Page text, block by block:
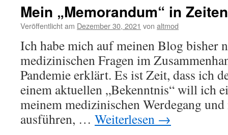
Mein „Memorandum“ in
Veröffentlicht am Dezember 30, 2021 von altmod
Ich habe mich auf meinen Blog bisher
medizinischen Fragen im
Pandemie erklärt. Es ist Zeit, dass ich
einem aktuellen „Bekenntnis“ will ich
meinem medizinischen Werdegang
ausführen, … Weiterlesen →